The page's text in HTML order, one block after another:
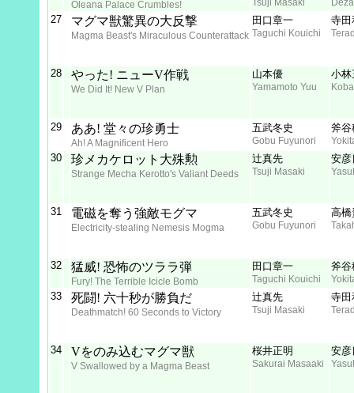
Oleana Palace Crumbles! Tsuji Masaki
27 マグマ獣驚異の大反撃
Magma Beast's Miraculous Counterattack
田口章一
Taguchi Kouichi
寺田
28 やった! ニューV作戦
We Did It! New V Plan
山本優
Yamamoto Yuu
小林
29 ああ! 堂々の珍勇士
Ah! A Magnificent Hero
五武冬史
Gobu Fuyunori
斧谷
30 珍メカケロット大殊勲
Strange Mecha Kerotto's Valiant Deeds
辻真先
Tsuji Masaki
安彦
31 電磁を奪う強敵モグマ
Electricity-stealing Nemesis Mogma
五武冬史
Gobu Fuyunori
高橋
32 猛威! 恐怖のツララ弾
Fury! The Terrible Icicle Bomb
田口章一
Taguchi Kouichi
斧谷
33 死闘! 六十秒が勝負だ
Deathmatch! 60 Seconds to Victory
辻真先
Tsuji Masaki
寺田
34 Vをのみ込むマグマ獣
V Swallowed by a Magma Beast
桜井正明
Sakurai Masaaki
安彦